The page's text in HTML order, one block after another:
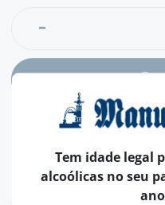
Tem idade legal
alcoólicas no seu